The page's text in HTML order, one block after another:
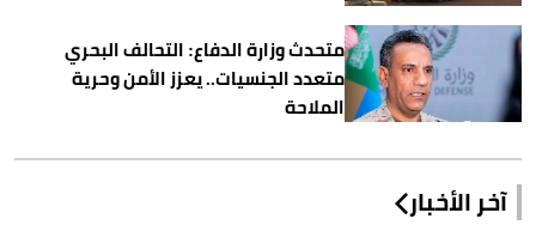
متحدث وزارة الدفاع: التحالف البحري
متعدد الجنسيات.. يعزز الأمن وحرية
الملاحة
آخر الأخبار